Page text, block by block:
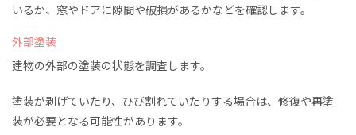
いるか、窓やドアに隙間や破損があるかなどを確認します。
外部塗装
建物の外部の塗装の状態を調査します。
塗装が剥げていたり、ひび割れていたりする場合は、修復や再塗
装が必要となる可能性があります。